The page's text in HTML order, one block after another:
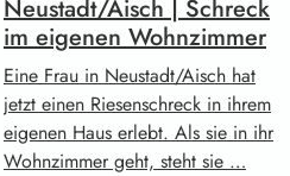
Neustadt/Aisch | Schreck
im eigenen Wohnzimmer
Eine Frau in Neustadt/Aisch hat
jetzt einen Riesenschreck in ihrem
eigenen Haus erlebt. Als sie in ihr
Wohnzimmer geht, steht sie …